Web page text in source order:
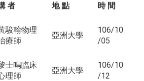
者 地 點
時 間
駿翰物理
療師
亞洲大學
106/10
/05
士鳴臨床
理師
亞洲大學
106/10
/12